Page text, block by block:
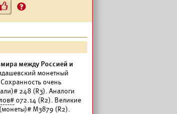
?
мира между Россией и
монетный
очень
248 (R3). Аналоги
072.14 (R2). Великие
М3879 (R2).